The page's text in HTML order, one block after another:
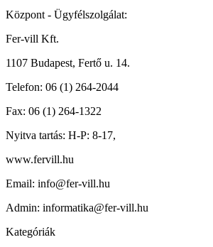
Központ - Ügyfélszolgálat:
Fer-vill Kft.
1107 Budapest, Fertő u. 14.
Telefon: 06 (1) 264-2044
Fax: 06 (1) 264-1322
Nyitva tartás: H-P: 8-17,
www.fervill.hu
Email: info@fer-vill.hu
Admin: informatika@fer-vill.hu
Kategóriák